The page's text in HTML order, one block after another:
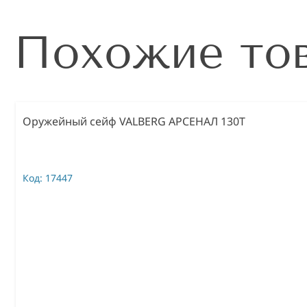
Похожие
Оружейный сейф VALBERG АРСЕНАЛ 130Т
Код: 17447